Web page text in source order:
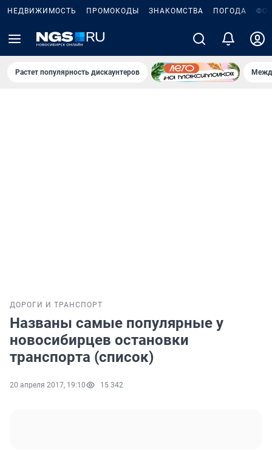
НЕДВИЖИМОСТЬ ПРОМОКОДЫ ЗНАКОМСТВА ПОГОДА
Растет популярность дискаунтеров
ДОРОГИ И ТРАНСПОРТ
Названы самые популярные у
новосибирцев остановки
транспорта (список)
20 апреля 2017, 19:10 15 342